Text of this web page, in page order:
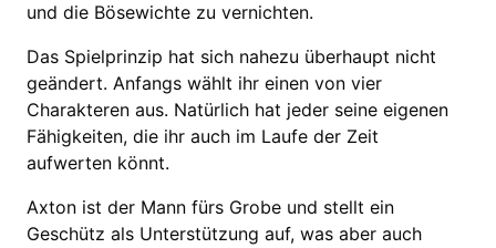
und die Bösewichte zu vernichten.
Das Spielprinzip hat sich nahezu überhaupt nicht
geändert. Anfangs wählt ihr einen von vier
Charakteren aus. Natürlich hat jeder seine eigenen
Fähigkeiten, die ihr auch im Laufe der Zeit
aufwerten könnt.
Axton ist der Mann fürs Grobe und stellt ein
Geschütz als Unterstützung auf, was aber auch